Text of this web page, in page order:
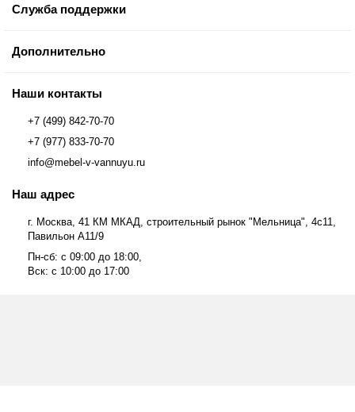
Служба поддержки
Дополнительно
Наши контакты
+7 (499) 842-70-70
+7 (977) 833-70-70
info@mebel-v-vannuyu.ru
Наш адрес
г. Москва, 41 КМ МКАД, строительный рынок "Мельница", 4с11,
Павильон А11/9
Пн-сб: с 09:00 до 18:00,
Вск: с 10:00 до 17:00